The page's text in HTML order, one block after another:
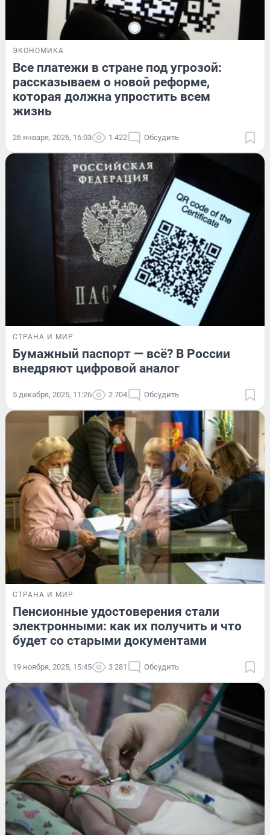
ЭКОНОМИКА
Все платежи в стране под угрозой:
рассказываем о новой реформе,
которая должна упростить всем
жизнь
26 января, 2026, 16:03 1 422 Обсудить
СТРАНА И МИР
Бумажный паспорт — всё? В России
внедряют цифровой аналог
5 декабря, 2025, 11:26 2 704 Обсудить
СТРАНА И МИР
Пенсионные удостоверения стали
электронными: как их получить и что
будет со старыми документами
19 ноября, 2025, 15:45 3 281 Обсудить